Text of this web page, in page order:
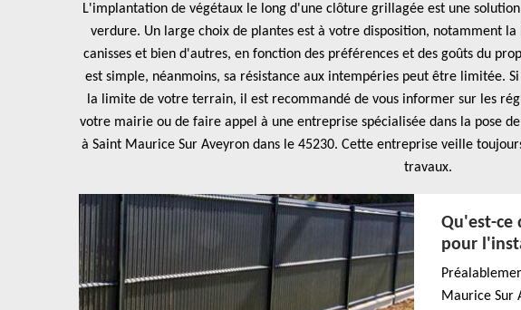
L'implantation de végétaux le long d'une clôture grillagée est une
verdure. Un large choix de plantes est à votre disposition, notamment
canisses et bien d'autres, en fonction des préférences et des goûts du
est simple, néanmoins, sa résistance aux intempéries peut être limitée.
la limite de votre terrain, il est recommandé de vous informer sur les
votre mairie ou de faire appel à une entreprise spécialisée dans la pose
à Saint Maurice Sur Aveyron dans le 45230. Cette entreprise veille
travaux.
Qu'est-ce
pour
Maurice Sur